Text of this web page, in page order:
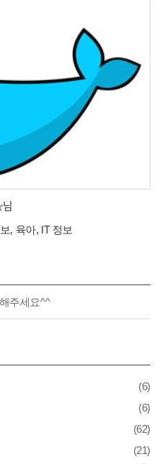
, 육아, IT 정보
주세요^^
(6)
(6)
(62)
(21)